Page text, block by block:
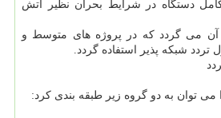
دستگاه در شرایط بحران نظیر آتش
می گردد که در پروژه های متوسط و
تردد شبکه پذیر استفاده گردد.
می توان به دو گروه زیر طبقه بندی کرد: